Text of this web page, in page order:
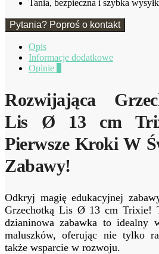
Tania, bezpieczna i szybka
Pytania? Poproś o kontakt
Opis
Informacje dodatkowe
Opinie
Rozwijająca
Lis Ø 13 cm
Pierwsze Kroki W
Zabawy!
Odkryj magię edukacyjnej
Grzechotką Lis Ø 13 cm Trixie!
dzianinowa zabawka to idealny
maluszków, oferując nie tylko
także wsparcie w rozwoju.